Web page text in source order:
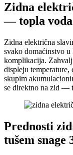
Zidna
— topla voda
Zidna električna
svako domaćinstvo
komplikacija.
displeju temperature,
skupim
se direktno na zid —
Prednosti
tušem snage